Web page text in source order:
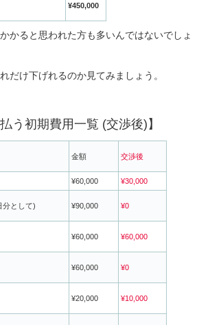
¥450,000
かると思われた方も多いんではないでしょ
だけ下げれるのか見てみましょう。
う初期費用一覧 (交渉後)】
金額 交渉後
¥60,000 ¥30,000
分として) ¥90,000 ¥0
¥60,000 ¥60,000
¥60,000 ¥0
¥20,000 ¥10,000